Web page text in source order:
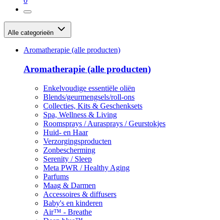
Alle categorieën
Aromatherapie (alle producten)
Aromatherapie (alle producten)
Enkelvoudige essentiële oliën
Blends/geurmengsels/roll-ons
Collecties, Kits & Geschenksets
Spa, Wellness & Living
Roomsprays / Aurasprays / Geurstokjes
Huid- en Haar
Verzorgingsproducten
Zonbescherming
Serenity / Sleep
Meta PWR / Healthy Aging
Parfums
Maag & Darmen
Accessoires & diffusers
Baby's en kinderen
Air™ - Breathe